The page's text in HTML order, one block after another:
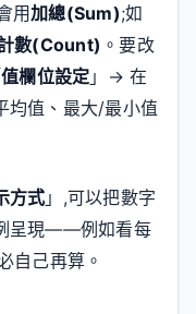
用加總(Sum);如
數(Count) 。要改
值欄位設定 」→ 在
均值、最大/最小值
方式 」,可以把數字
呈現——例如看每
自己再算。